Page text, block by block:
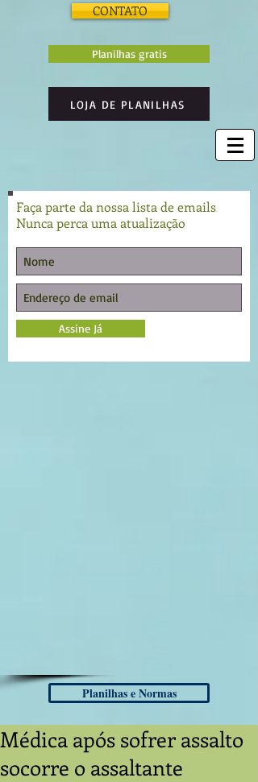
CONTATO
Planilhas gratis
LOJA DE PLANILHAS
Faça parte da nossa lista de emails
Nunca perca uma atualização
Assine Já
Planilhas e Normas
Médica após sofrer assalto
socorre o assaltante